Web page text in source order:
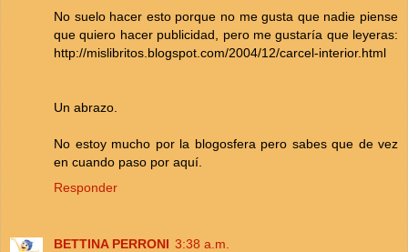
No suelo hacer esto porque no me gusta que nadie piense
que quiero hacer publicidad, pero me gustaría que leyeras:
http://mislibritos.blogspot.com/2004/12/carcel-interior.html
Un abrazo.
No estoy mucho por la blogosfera pero sabes que de vez
en cuando paso por aquí.
Responder
BETTINA PERRONI 3:38 a.m.